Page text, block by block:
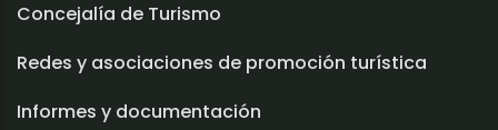
Concejalía de Turismo
Redes y asociaciones de promoción turística
Informes y documentación